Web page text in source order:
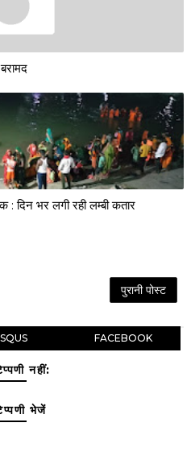
: दिन भर लगी रही लम्बी कतार
पुरानी पोस्ट
FACEBOOK
नहीं:
भेजें